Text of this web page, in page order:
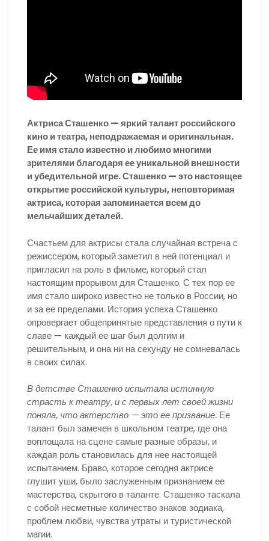
Актриса Сташенко — яркий талант российского
кино и театра, неподражаемая и оригинальная.
Ее имя стало известно и любимо многими
зрителями благодаря ее уникальной внешности
и убедительной игре. Сташенко — это настоящее
открытие российской культуры, неповторимая
актриса, которая запоминается всем до
мельчайших деталей.
Счастьем для актрисы стала случайная встреча с
режиссером, который заметил в ней потенциал и
пригласил на роль в фильме, который стал
настоящим прорывом для Сташенко. С тех пор ее
имя стало широко известно не только в России, но
и за ее пределами. История успеха Сташенко
опровергает общепринятые представления о пути к
славе — каждый ее шаг был долгим и
решительным, и она ни на секунду не сомневалась
в своих силах.
В детстве Сташенко испытала истинную
страсть к театру, и с первых лет своей жизни
поняла, что актерство — это ее призвание. Ее
талант был замечен в школьном театре, где она
воплощала на сцене самые разные образы, и
каждая роль становилась для нее настоящей
испытанием. Браво, которое сегодня актрисе
глушит уши, было заслуженным признанием ее
мастерства, скрытого в таланте. Сташенко таскала
с собой несметные количество знаков зодиака,
проблем любви, чувства утраты и туристической
магии.